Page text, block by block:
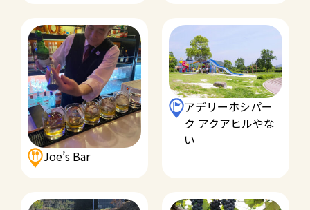
Joe’s Bar
アデリーホシパー
ク アクアヒルやな
い